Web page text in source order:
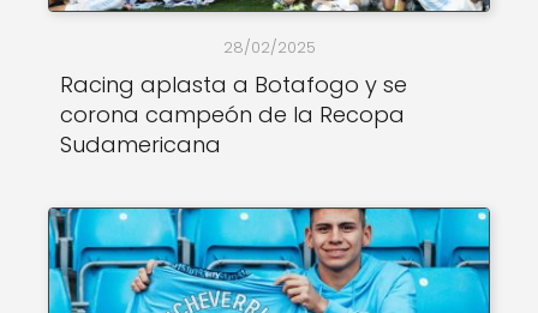
28/02/2025
Racing aplasta a Botafogo y se
corona campeón de la Recopa
Sudamericana